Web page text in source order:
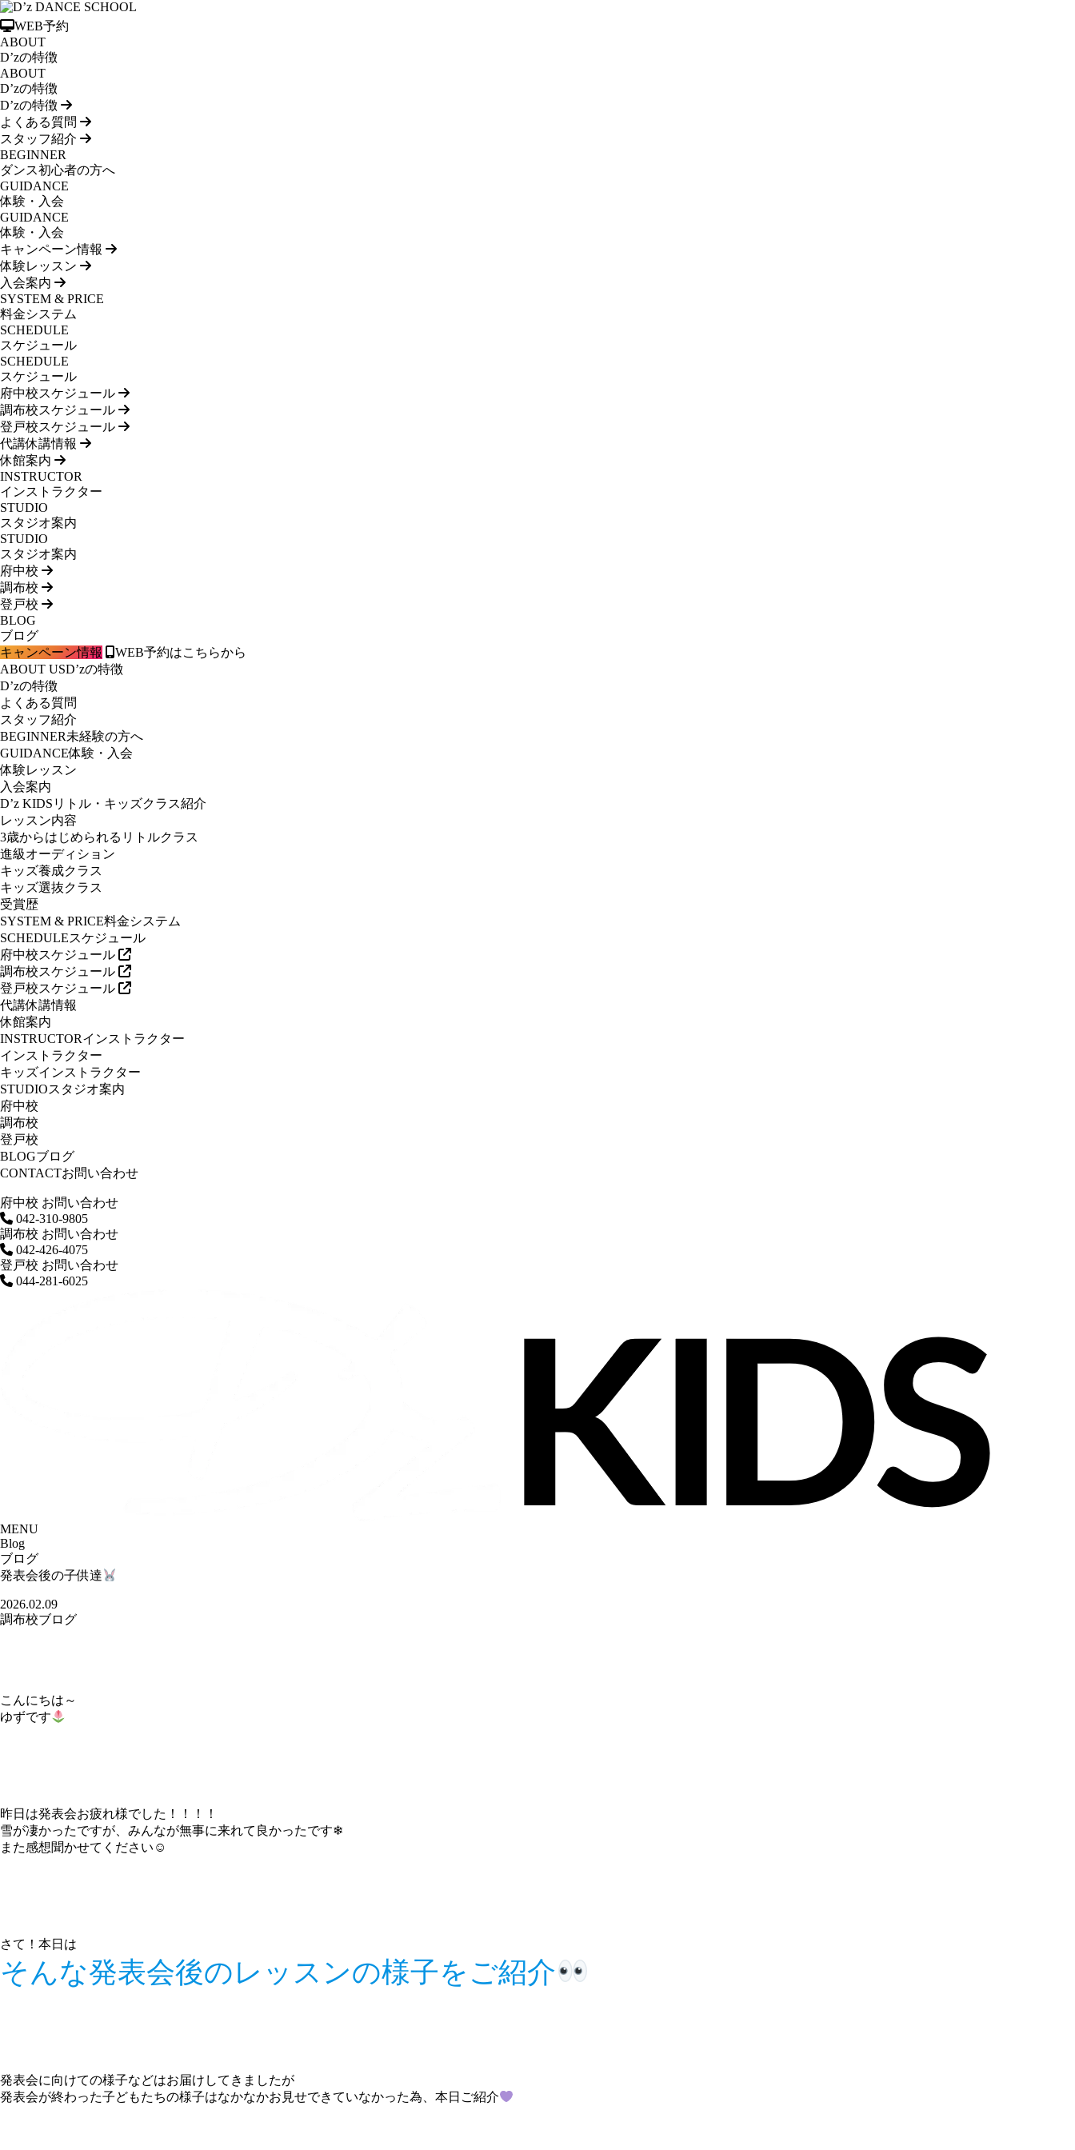
WEB予約
ABOUT
D’zの特徴
ABOUT
D’zの特徴
D’zの特徴
よくある質問
スタッフ紹介
BEGINNER
ダンス初心者の方へ
GUIDANCE
体験・入会
GUIDANCE
体験・入会
キャンペーン情報
体験レッスン
入会案内
SYSTEM & PRICE
料金システム
SCHEDULE
スケジュール
SCHEDULE
スケジュール
府中校スケジュール
調布校スケジュール
登戸校スケジュール
代講休講情報
休館案内
INSTRUCTOR
インストラクター
STUDIO
スタジオ案内
STUDIO
スタジオ案内
府中校
調布校
登戸校
BLOG
ブログ
キャンペーン情報
WEB予約はこちらから
ABOUT USD’zの特徴
D’zの特徴
よくある質問
スタッフ紹介
BEGINNER未経験の方へ
GUIDANCE体験・入会
体験レッスン
入会案内
D’z KIDS リトル・キッズクラス紹介
レッスン内容
3歳からはじめられるリトルクラス
進級オーディション
キッズ養成クラス
キッズ選抜クラス
受賞歴
SYSTEM & PRICE料金システム
SCHEDULEスケジュール
府中校スケジュール
調布校スケジュール
登戸校スケジュール
代講休講情報
休館案内
INSTRUCTORインストラクター
インストラクター
キッズインストラクター
STUDIOスタジオ案内
府中校
調布校
登戸校
BLOGブログ
CONTACTお問い合わせ
府中校 お問い合わせ
042-310-9805
調布校 お問い合わせ
042-426-4075
登戸校 お問い合わせ
044-281-6025
MENU
Blog
ブログ
発表会後の子供達
2026.02.09
調布校ブログ
こんにちは～
ゆずです
昨日は発表会お疲れ様でした！！！！
雪が凄かったですが、みんなが無事に来れて良かったです❄
また感想聞かせてください☺
さて！本日は
そんな発表会後のレッスンの様子をご紹介
発表会に向けての様子などはお届けしてきましたが
発表会が終わった子どもたちの様子はなかなかお見せできていなかった為、本日ご紹介